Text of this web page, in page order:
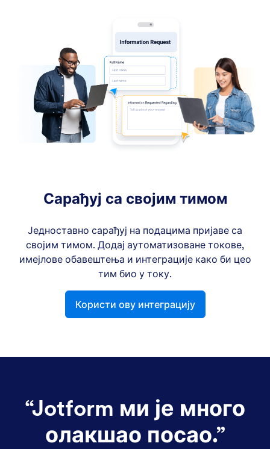
Сарађуј са својим тимом
Једноставно сарађуј на подацима пријаве са
својим тимом. Додај аутоматизоване токове,
имејлове обавештења и интеграције како би цео
тим био у току.
Користи ову интеграцију
“Jotform ми је много
олакшао посао.”